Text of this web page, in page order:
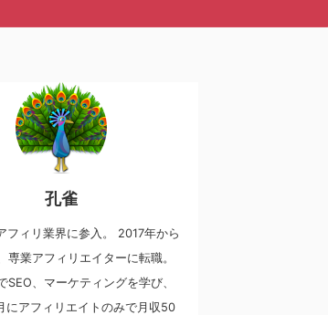
孔雀
フィリ業界に参入。 2017年から
専業アフィリエイターに転職。
SEO、マーケティングを学び、
にアフィリエイトのみで月収50